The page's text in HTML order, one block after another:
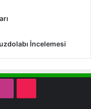
İncelemesi